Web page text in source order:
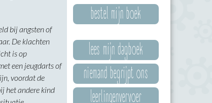
bij angsten of
De klachten
is op
een jeugdarts of
voordat de
het andere kind
bestel mijn boek
lees mijn dagboek
niemand begrijpt ons
leerlingenvervoer